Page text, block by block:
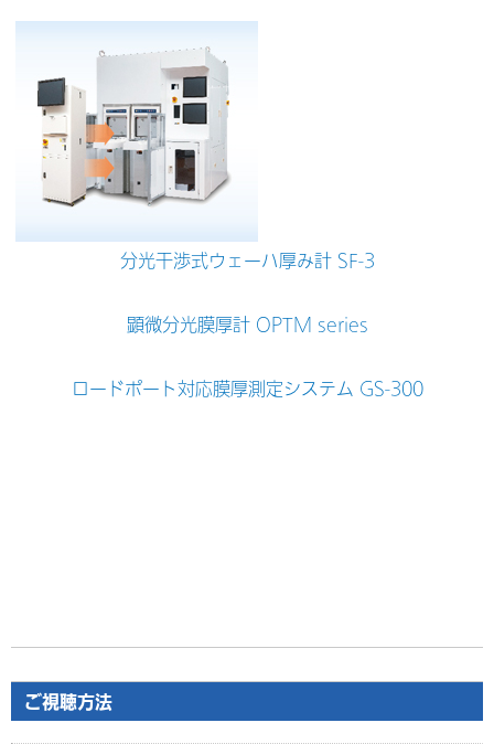
分光干渉式ウェーハ厚み計 SF-3
顕微分光膜厚計 OPTM series
ロードポート対応膜厚測定システム GS-300
ご視聴方法